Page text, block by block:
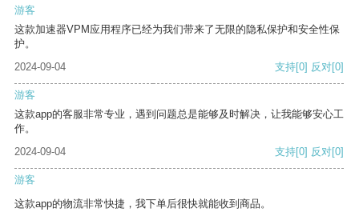
游客
这款加速器VPM应用程序已经为我们带来了无限的隐私保护和安全性保
护。
2024-09-04
支持[0] 反对[0]
游客
这款app的客服非常专业，遇到问题总是能够及时解决，让我能够安心工
作。
2024-09-04
支持[0] 反对[0]
游客
这款app的物流非常快捷，我下单后很快就能收到商品。